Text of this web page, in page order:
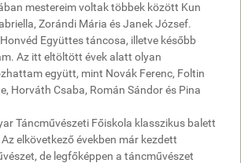
mestereim voltak többek között Kun
Zorándi Mária és Janek József.
Együttes táncosa, illetve később
Az itt eltöltött évek alatt olyan
együtt, mint Novák Ferenc, Foltin
Horváth Csaba, Román Sándor és Pina
Táncművészeti Főiskola klasszikus balett
elkövetkező években már kezdett
de legfőképpen a táncművészet